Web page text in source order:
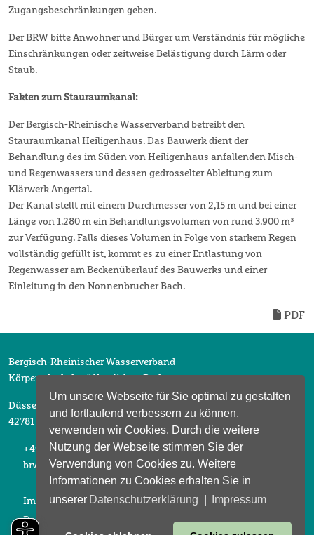
Um unsere Webseite für Sie optimal zu gestalten
und fortlaufend verbessern zu können,
verwenden wir Cookies. Durch die weitere
Nutzung der Webseite stimmen Sie der
Verwendung von Cookies zu. Weitere
Informationen zu Cookies erhalten Sie in
unserer Datenschutzerklärung Impressum
PDF
Zugangsbeschränkungen geben.
Der BRW bitte Anwohner und Bürger um Verständnis für mögliche
Einschränkungen oder zeitweise Belästigung durch Lärm oder
Staub.
Fakten zum Stauraumkanal:
Der Bergisch-Rheinische Wasserverband betreibt den
Stauraumkanal Heiligenhaus. Das Bauwerk dient der
Behandlung des im Süden von Heiligenhaus anfallenden Misch-
und Regenwassers und dessen gedrosselter Ableitung zum
Klärwerk Angertal.
Der Kanal stellt mit einem Durchmesser von 2,15 m und bei einer
Länge von 1.280 m ein Behandlungsvolumen von rund 3.900 m³
zur Verfügung. Falls dieses Volumen in Folge von starkem Regen
vollständig gefüllt ist, kommt es zu einer Entlastung von
Regenwasser am Beckenüberlauf des Bauwerks und einer
Einleitung in den Nonnenbrucher Bach.
Bergisch-Rheinischer Wasserverband
Körperschaft des öffentlichen Rechts
Düsselberger Straße 2
42781 Haan
+49 2104 6913 0
brw@brw-haan.de
Impressum
Datenschutz